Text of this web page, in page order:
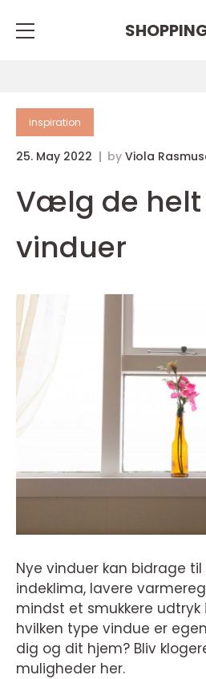
inspiration
25. May 2022 by Viola
Vælg de
vinduer
Nye vinduer kan bidrage
indeklima, lavere
mindst et smukkere udtryk
hvilken type vindue er
dig og dit hjem? Bliv
muligheder her.